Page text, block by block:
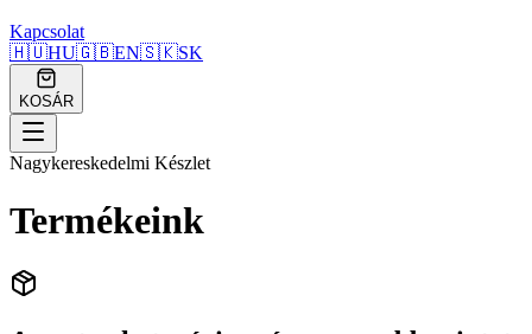
Kapcsolat
🇭🇺HU🇬🇧EN🇸🇰SK
KOSÁR
Nagykereskedelmi Készlet
Termékeink